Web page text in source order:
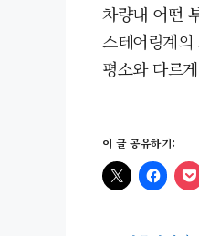
차량내 어떤
스테어링계
평소와 다르
이 글 공유하기: